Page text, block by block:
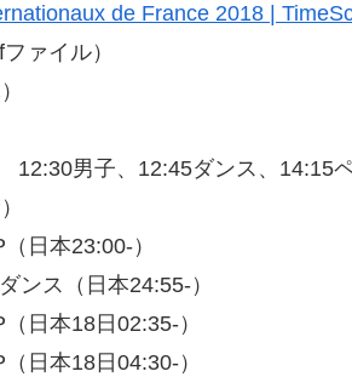
de France 2018 |
ァイル）
12:30男子、12:45ダンス、14:15
日本23:00-）
ンス（日本24:55-）
日本18日02:35-）
日本18日04:30-）